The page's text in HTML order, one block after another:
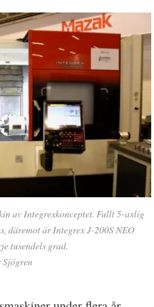
av Integrexkonceptet. Fullt 5-axlig
däremot är Integrex J-200S NEO
tusendels grad.